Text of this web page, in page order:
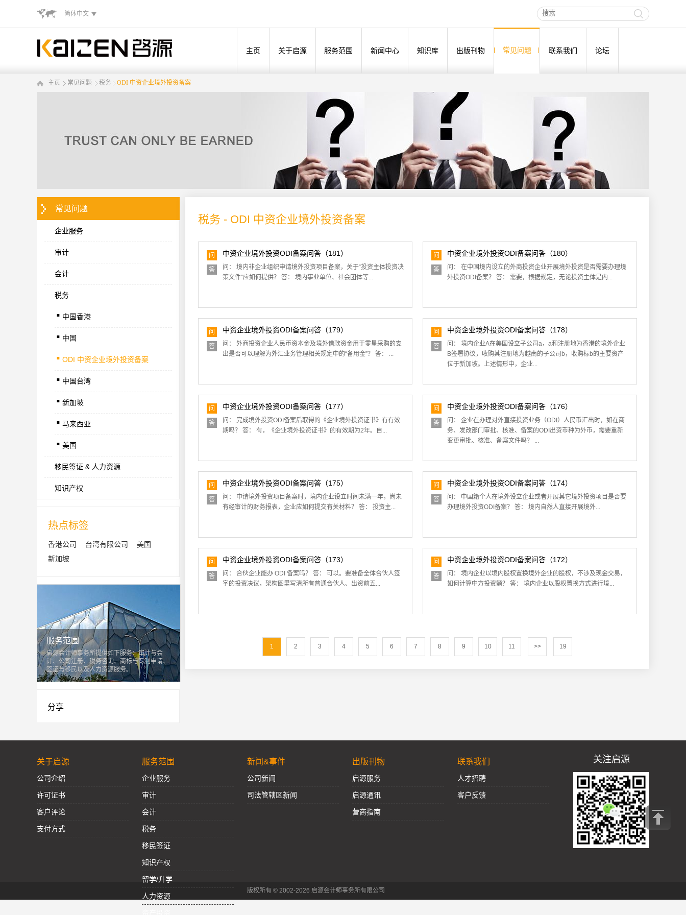
简体中文
主页 关于启源 服务范围 新闻中心 知识库 出版刊物 常见问题 联系我们 论坛
主页 常见问题 税务 ODI 中资企业境外投资备案
常见问题
企业服务
审计
会计
税务
.中国香港
. 中国
. ODI 中资企业境外投资备案
. 中国台湾
. 新加坡
. 马来西亚
. 美国
移民签证 & 人力资源
知识产权
热点标签
香港公司 台湾有限公司
美国
新加坡
服务范围
启源会计师事务所提供如下服务：审计与会
计、公司注册、税务咨询、商标与专利申请、
签证与移民以及人力资源服务。
分享
税务 - ODI 中资企业境外投资备案
问 中资企业境外投资ODI备案问答（181）
答
问： 境内非企业组织申请境外投资项目备案，关于“投资主体投资决
策文件”应如何提供？ 答： 境内事业单位、社会团体等...
问 中资企业境外投资ODI备案问答（180）
答
问： 在中国境内设立的外商投资企业开展境外投资是否需要办理境
外投资ODI备案？ 答： 需要，根据规定，无论投资主体是内...
问 中资企业境外投资ODI备案问答（179）
答
问： 外商投资企业人民币资本金及境外借款资金用于零星采购的支
出是否可以理解为外汇业务管理相关规定中的“备用金”？ 答： ...
问 中资企业境外投资ODI备案问答（178）
答
问： 境内企业A在美国设立子公司a，a和注册地为香港的境外企业
B签署协议，收购其注册地为越南的子公司b，收购标b的主要资产
位于新加坡。上述情形中，企业...
问 中资企业境外投资ODI备案问答（177）
答
问： 完成境外投资ODI备案后取得的《企业境外投资证书》有有效
期吗？ 答： 有，《企业境外投资证书》的有效期为2年。自...
问 中资企业境外投资ODI备案问答（176）
答
问： 企业在办理对外直接投资业务（ODI）人民币汇出时，如在商
务、发改部门审批、核准、备案的ODI出资币种为外币，需要重新
变更审批、核准、备案文件吗？ ...
问 中资企业境外投资ODI备案问答（175）
答
问： 申请境外投资项目备案时，境内企业设立时间未满一年，尚未
有经审计的财务报表，企业应如何提交有关材料？ 答： 投资主...
问 中资企业境外投资ODI备案问答（174）
答
问： 中国籍个人在境外设立企业或者开展其它境外投资项目是否要
办理境外投资ODI备案？ 答： 境内自然人直接开展境外...
问 中资企业境外投资ODI备案问答（173）
答
问： 合伙企业能办 ODI 备案吗？ 答： 可以。要准备全体合伙人签
字的投资决议，架构图里写清所有普通合伙人、出资前五...
问 中资企业境外投资ODI备案问答（172）
答
问： 境内企业以境内股权置换境外企业的股权，不涉及现金交易，
如何计算中方投资额？ 答： 境内企业以股权置换方式进行境...
1 2 3 4 5 6 7 8 9 10 11 >> 19
关于启源
公司介绍
许可证书
客户评论
支付方式
服务范围
企业服务
审计
会计
税务
移民签证
知识产权
留学/升学
人力资源
新闻&事件
公司新闻
司法管辖区新闻
出版刊物
启源服务
启源通讯
营商指南
联系我们
人才招聘
客户反馈
关注启源
版权所有 © 2002-2026 启源会计师事务所有限公司